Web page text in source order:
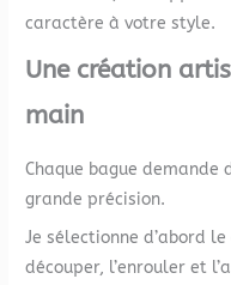
caractère à votre style.
Une création
main
Chaque bague
grande précision.
Je sélectionne d’abord
découper, l’enrouler et